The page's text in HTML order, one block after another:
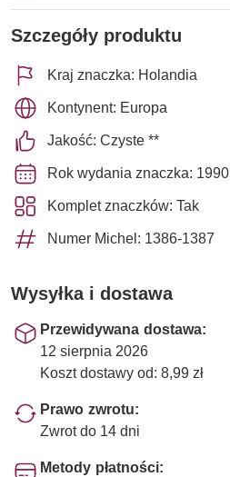
Szczegóły produktu
Kraj znaczka: Holandia
Kontynent: Europa
Jakość: Czyste **
Rok wydania znaczka: 1990
Komplet znaczków: Tak
Numer Michel: 1386-1387
Wysyłka i dostawa
Przewidywana dostawa:
12 sierpnia 2026
Koszt dostawy od: 8,99 zł
Prawo zwrotu:
Zwrot do 14 dni
Metody płatności: